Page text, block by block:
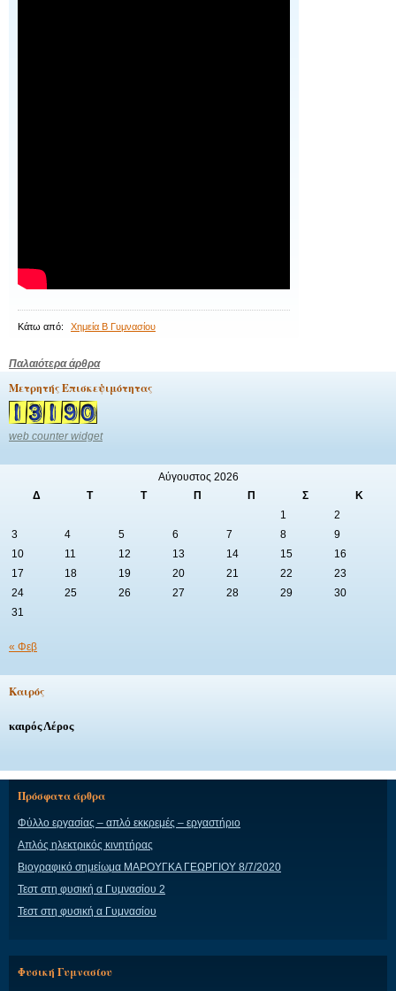
Κάτω από: Χημεία Β Γυμνασίου
Πλοήγηση
άρθρων
Παλαιότερα άρθρα
Μετρητής Επισκεψιμότητας
web counter widget
Αύγουστος 2026
Δ
Τ Τ Π Π Σ
Κ
1
2
3
4 5 6 7 8
9
10
11 12 13 14 15
16
17
18 19 20 21 22
23
24
25 26 27 28 29
30
31
« Φεβ
Καιρός
καιρός Λέρος
Πρόσφατα άρθρα
Φύλλο εργασίας – απλό εκκρεμές – εργαστήριο
Απλός ηλεκτρικός κινητήρας
Βιογραφικό σημείωμα ΜΑΡΟΥΓΚΑ ΓΕΩΡΓΙΟΥ 8/7/2020
Τεστ στη φυσική α Γυμνασίου 2
Τεστ στη φυσική α Γυμνασίου
Φυσική Γυμνασίου